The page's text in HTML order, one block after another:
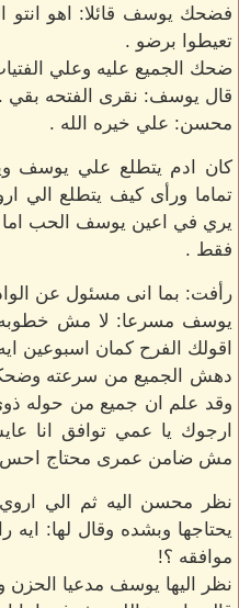
فضحك يوسف قائلا: اهو انتو
تعيطوا برضو .
ضحك الجميع عليه وعلي
قال يوسف: نقرى الفتحه بقي .
محسن: علي خيره الله .
كان ادم يتطلع علي يوسف
تماما ورأى كيف يتطلع الي
يري في اعين يوسف الحب اما
فقط .
رأفت: بما انى مسئول عن الواد
يوسف مسرعا: لا مش خطوبه
اقولك الفرح كمان اسبوعين
دهش الجميع من سرعته
وقد علم ان جميع من حوله
ارجوك يا عمي توافق انا
مش ضامن عمرى محتاج احس
نظر محسن اليه ثم الي اروي
يحتاجها وبشده وقال لها: ايه
موافقه ؟!
نظر اليها يوسف مدعيا